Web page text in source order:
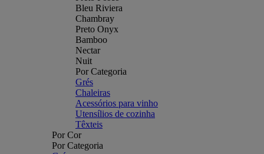
Bleu Riviera
Chambray
Preto Onyx
Bamboo
Nectar
Nuit
Por Categoria
Grés
Chaleiras
Acessórios para vinho
Utensílios de cozinha
Têxteis
Por Cor
Por Categoria